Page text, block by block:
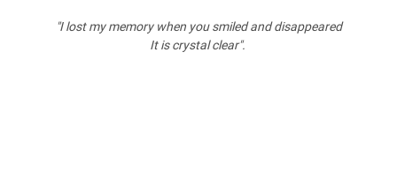
"I lost my memory when you smiled and disappeared
It is crystal clear".